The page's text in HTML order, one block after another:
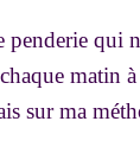
qui
chaque
sur ma